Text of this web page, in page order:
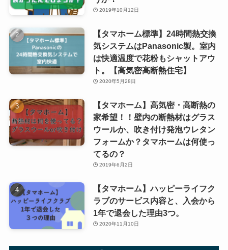
2019年10月12日
【タマホーム標準】24時間熱交換
気システムはPanasonic製。室内
は快適温度で花粉もシャットアウ
ト。【高気密高断熱住宅】
2020年5月28日
【タマホーム】高気密・高断熱の
家希望！！壁内の断熱材はグラス
ウールか、吹き付け発泡ウレタン
フォームか？タマホームは何使っ
てるの？
2019年6月2日
【タマホーム】ハッピーライフク
ラブのサービス内容と、入会から
1年で退会した理由3つ。
2020年11月10日